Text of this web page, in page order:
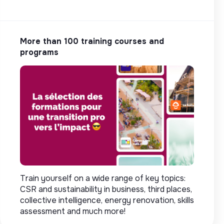
More than 100 training courses and
programs
Train yourself on a wide range of key topics:
CSR and sustainability in business, third places,
collective intelligence, energy renovation, skills
assessment and much more!